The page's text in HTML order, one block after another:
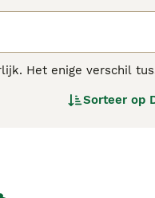
Het enige verschil
Beide typenSorteer op